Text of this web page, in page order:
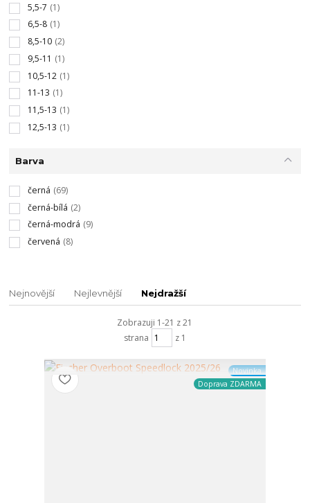
5,5-7 (1)
6,5-8 (1)
8,5-10 (2)
9,5-11 (1)
10,5-12 (1)
11-13 (1)
11,5-13 (1)
12,5-13 (1)
Barva
černá (69)
černá-bílá (2)
černá-modrá (9)
červená (8)
Nejnovější Nejlevnější Nejdražší
Zobrazuji 1-21 z 21
strana
z 1
Novinka
Doprava ZDARMA